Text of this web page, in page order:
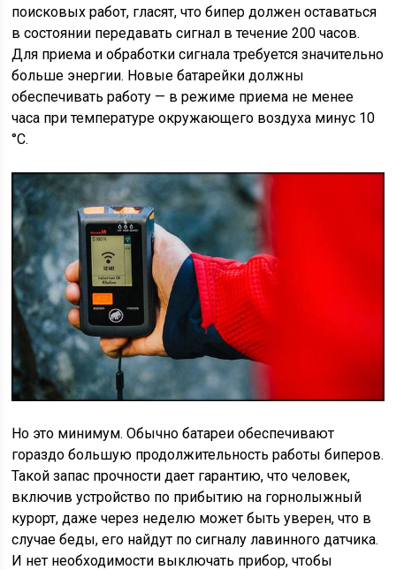
поисковых работ, гласят, что бипер должен оставаться
в состоянии передавать сигнал в течение 200 часов.
Для приема и обработки сигнала требуется значительно
больше энергии. Новые батарейки должны
обеспечивать работу — в режиме приема не менее
часа при температуре окружающего воздуха минус 10
°С.
Но это минимум. Обычно батареи обеспечивают
гораздо большую продолжительность работы биперов.
Такой запас прочности дает гарантию, что человек,
включив устройство по прибытию на горнолыжный
курорт, даже через неделю может быть уверен, что в
случае беды, его найдут по сигналу лавинного датчика.
И нет необходимости выключать прибор, чтобы